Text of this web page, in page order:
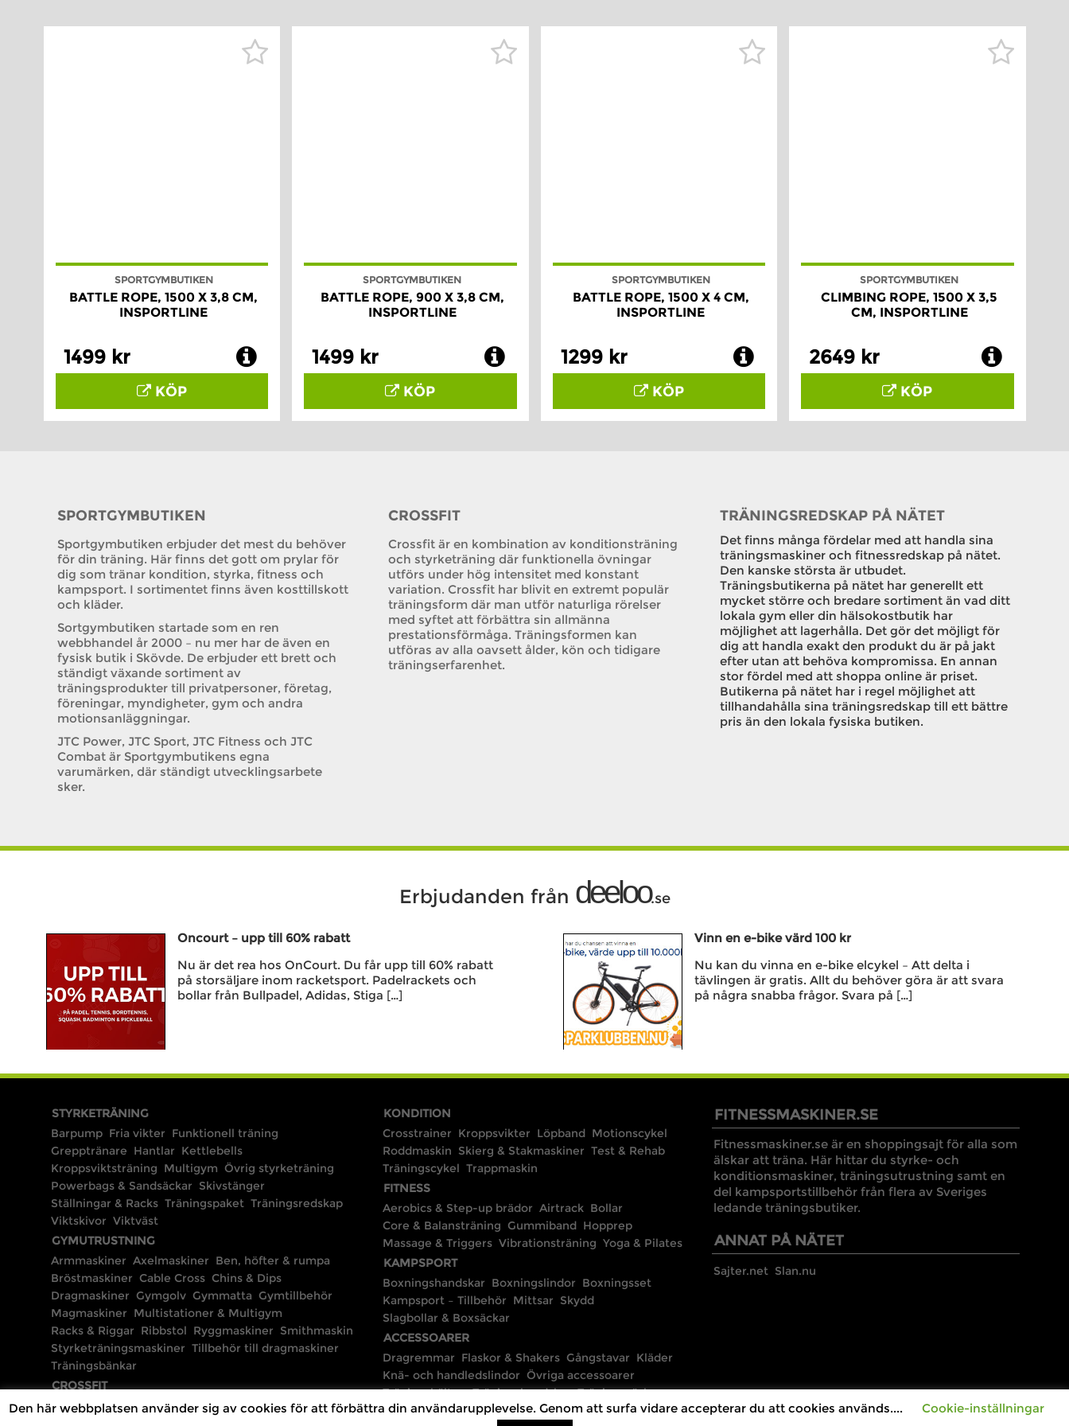
SPORTGYMBUTIKEN
BATTLE ROPE, 1500 X 3,8 CM,
INSPORTLINE
1499 kr
KÖP
SPORTGYMBUTIKEN
BATTLE ROPE, 900 X 3,8 CM,
INSPORTLINE
1499 kr
KÖP
SPORTGYMBUTIKEN
BATTLE ROPE, 1500 X 4 CM,
INSPORTLINE
1299 kr
KÖP
SPORTGYMBUTIKEN
CLIMBING ROPE, 1500 X 3,5
CM, INSPORTLINE
2649 kr
KÖP
SPORTGYMBUTIKEN
Sportgymbutiken erbjuder det mest du behöver
för din träning. Här finns det gott om prylar för
dig som tränar kondition, styrka, fitness och
kampsport. I sortimentet finns även kosttillskott
och kläder.
Sortgymbutiken startade som en ren
webbhandel år 2000 – nu mer har de även en
fysisk butik i Skövde. De erbjuder ett brett och
ständigt växande sortiment av
träningsprodukter till privatpersoner, företag,
föreningar, myndigheter, gym och andra
motionsanläggningar.
JTC Power, JTC Sport, JTC Fitness och JTC
Combat är Sportgymbutikens egna
varumärken, där ständigt utvecklingsarbete
sker.
CROSSFIT
Crossfit är en kombination av konditionsträning
och styrketräning där funktionella övningar
utförs under hög intensitet med konstant
variation. Crossfit har blivit en extremt populär
träningsform där man utför naturliga rörelser
med syftet att förbättra sin allmänna
prestationsförmåga. Träningsformen kan
utföras av alla oavsett ålder, kön och tidigare
träningserfarenhet.
TRÄNINGSREDSKAP PÅ NÄTET
Det finns många fördelar med att handla sina
träningsmaskiner och fitnessredskap på nätet.
Den kanske största är utbudet.
Träningsbutikerna på nätet har generellt ett
mycket större och bredare sortiment än vad ditt
lokala gym eller din hälsokostbutik har
möjlighet att lagerhålla. Det gör det möjligt för
dig att handla exakt den produkt du är på jakt
efter utan att behöva kompromissa. En annan
stor fördel med att shoppa online är priset.
Butikerna på nätet har i regel möjlighet att
tillhandahålla sina träningsredskap till ett bättre
pris än den lokala fysiska butiken.
Erbjudanden från deeloo.se
Oncourt – upp till 60% rabatt
Nu är det rea hos OnCourt. Du får upp till 60% rabatt
på storsäljare inom racketsport. Padelrackets och
bollar från Bullpadel, Adidas, Stiga […]
Vinn en e-bike värd 100 kr
Nu kan du vinna en e-bike elcykel – Att delta i
tävlingen är gratis. Allt du behöver göra är att svara
på några snabba frågor. Svara på […]
STYRKETRÄNING
Barpump Fria vikter Funktionell träning
Grepptränare Hantlar Kettlebells
Kroppsviktsträning Multigym Övrig styrketräning
Powerbags & Sandsäckar Skivstänger
Ställningar & Racks Träningspaket Träningsredskap
Viktskivor Viktväst
GYMUTRUSTNING
Armmaskiner Axelmaskiner Ben, höfter & rumpa
Bröstmaskiner Cable Cross Chins & Dips
Dragmaskiner Gymgolv Gymmatta Gymtillbehör
Magmaskiner Multistationer & Multigym
Racks & Riggar Ribbstol Ryggmaskiner Smithmaskin
Styrketräningsmaskiner Tillbehör till dragmaskiner
Träningsbänkar
CROSSFIT
KONDITION
Crosstrainer Kroppsvikter Löpband Motionscykel
Roddmaskin Skierg & Stakmaskiner Test & Rehab
Träningscykel Trappmaskin
FITNESS
Aerobics & Step-up brädor Airtrack Bollar
Core & Balansträning Gummiband Hopprep
Massage & Triggers Vibrationsträning Yoga & Pilates
KAMPSPORT
Boxningshandskar Boxningslindor Boxningsset
Kampsport – Tillbehör Mittsar Skydd
Slagbollar & Boxsäckar
ACCESSOARER
Dragremmar Flaskor & Shakers Gångstavar Kläder
Knä- och handledslindor Övriga accessoarer
Träningsbälten Träningshandskar Träningsväskor
FITNESSMASKINER.SE
Fitnessmaskiner.se är en shoppingsajt för alla som
älskar att träna. Här hittar du styrke- och
konditionsmaskiner, träningsutrustning samt en
del kampsportstillbehör från flera av Sveriges
ledande träningsbutiker.
ANNAT PÅ NÄTET
Sajter.net Slan.nu
©2024 Fitnessmaskiner.se
Den här webbplatsen använder sig av cookies för att förbättra din användarupplevelse. Genom att surfa vidare accepterar du att cookies används.... Cookie-inställningar